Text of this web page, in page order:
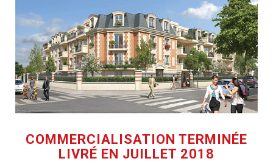
COMMERCIALISATION TERMINÉE
LIVRÉ EN JUILLET 2018